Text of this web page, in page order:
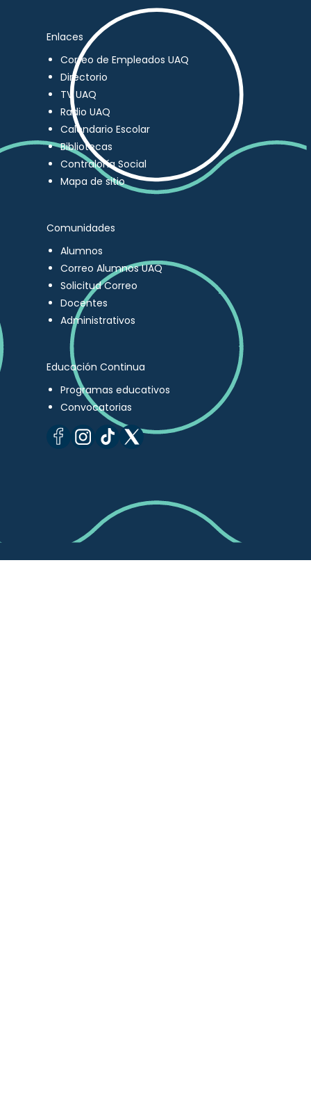
Enlaces
Correo de Empleados UAQ
Directorio
TV UAQ
Radio UAQ
Calendario Escolar
Bibliotecas
Contraloría Social
Mapa de sitio
Comunidades
Alumnos
Correo Alumnos UAQ
Solicitud Correo
Docentes
Administrativos
Educación Continua
Programas educativos
Convocatorias